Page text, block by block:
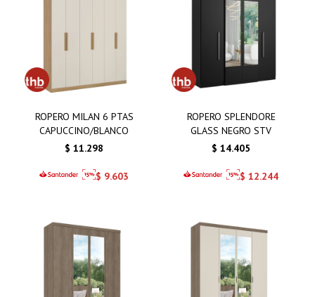
ROPERO MILAN 6 PTAS
CAPUCCINO/BLANCO
$ 11.298
$ 9.603
ROPERO SPLENDORE
GLASS NEGRO STV
$ 14.405
$ 12.244